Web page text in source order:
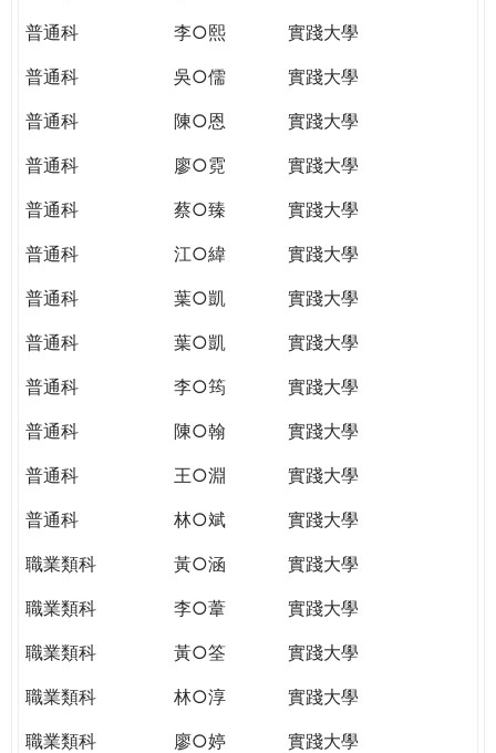
普通科
李○熙
實踐大學
普通科
吳○儒
實踐大學
普通科
陳○恩
實踐大學
普通科
廖○霓
實踐大學
普通科
蔡○臻
實踐大學
普通科
江○緯
實踐大學
普通科
葉○凱
實踐大學
普通科
葉○凱
實踐大學
普通科
李○筠
實踐大學
普通科
陳○翰
實踐大學
普通科
王○淵
實踐大學
普通科
林○斌
實踐大學
職業類科
黃○涵
實踐大學
職業類科
李○葦
實踐大學
職業類科
黃○筌
實踐大學
職業類科
林○淳
實踐大學
職業類科
廖○婷
實踐大學